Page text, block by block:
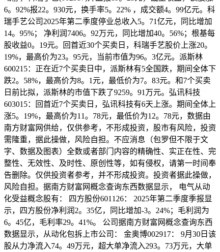
6。92%报22。930元，换手率5。22% ，成交额4。99亿元。科
瑞手艺公司2025年第二季度停业总收入5。71亿元，同比增加
14。95%； 净利润7406。92万元，同比增加40。56%；根基每
股收益0。19元。回首近30个买卖日，科瑞手艺股价上涨20。
19%，最高价为23。95元，当前市值为96。3亿元。派斯林
600215：正在近7个买卖日中，派斯林有5全国跌，期间全体下
跌2。58%，最高价为8。1元，最低价为7。83元。和7个买卖
日前比拟，派斯林的市值下跌了9259。91万元。弘讯科技
603015：回首近7个买卖日，弘讯科技有6天上涨。期间全体上
涨5。19%，最高价为11。78元，最低价为12。78元，数据由
南方财富网供给，仅供参考，不形成投资，股市有风险，投资
需隆重，据此操做，风险自担。不应消息（包罗但不限于文
字、数据及图表）全数或者部门内容的精确性、实正在性、完
整性、无效性、及时性、原创性等，如有侵权，请第一时间奉
告删除。仅供投资者参考，并不形成投资。投资者据此操做，
风险自担。据南方财富网概念查询东西数据显示， 电气从动
化受益概念股有： 四方股份601126： 2025年第二季度季报显
示，四方股份净利润2。35亿，同比增加-3。24%；毛利润为
6。45亿，毛利率29。41%。 公司据南方财富网概念查询东西
数据显示，从动化包拆上市公司： 金奥博002917： 9月30日该
股从力净流入74。49万元，超大单净流入293。73万元，大单